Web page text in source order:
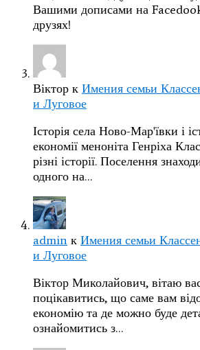
Вашими дописами на
друзях!
Віктор к Имения семьи
и Луговое
Історія села Ново-Мар'ївки і
економії меноніта Генріха
різні історії. Поселення
одного на…
admin к Имения семьи
и Луговое
Віктор Миколайович, вітаю
поцікавитись, що саме вам
економію та де можно буде
ознайомитись з…